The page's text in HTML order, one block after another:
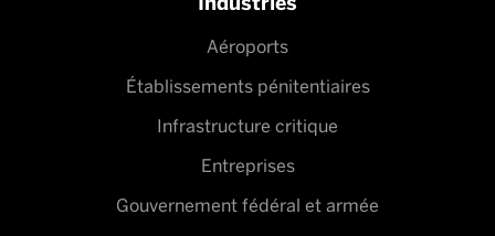
Aéroports
Établissements pénitentiaires
Infrastructure critique
Entreprises
Gouvernement fédéral et armée